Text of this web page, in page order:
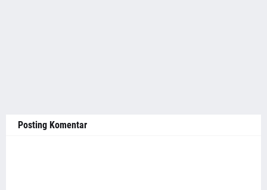
Posting Komentar